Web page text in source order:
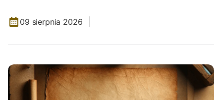
09 sierpnia 2026